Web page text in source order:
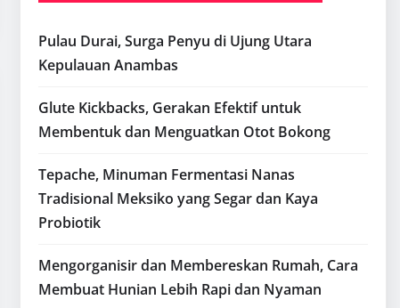
Pulau Durai, Surga Penyu di Ujung Utara
Kepulauan Anambas
Glute Kickbacks, Gerakan Efektif untuk
Membentuk dan Menguatkan Otot Bokong
Tepache, Minuman Fermentasi Nanas
Tradisional Meksiko yang Segar dan Kaya
Probiotik
Mengorganisir dan Membereskan Rumah, Cara
Membuat Hunian Lebih Rapi dan Nyaman